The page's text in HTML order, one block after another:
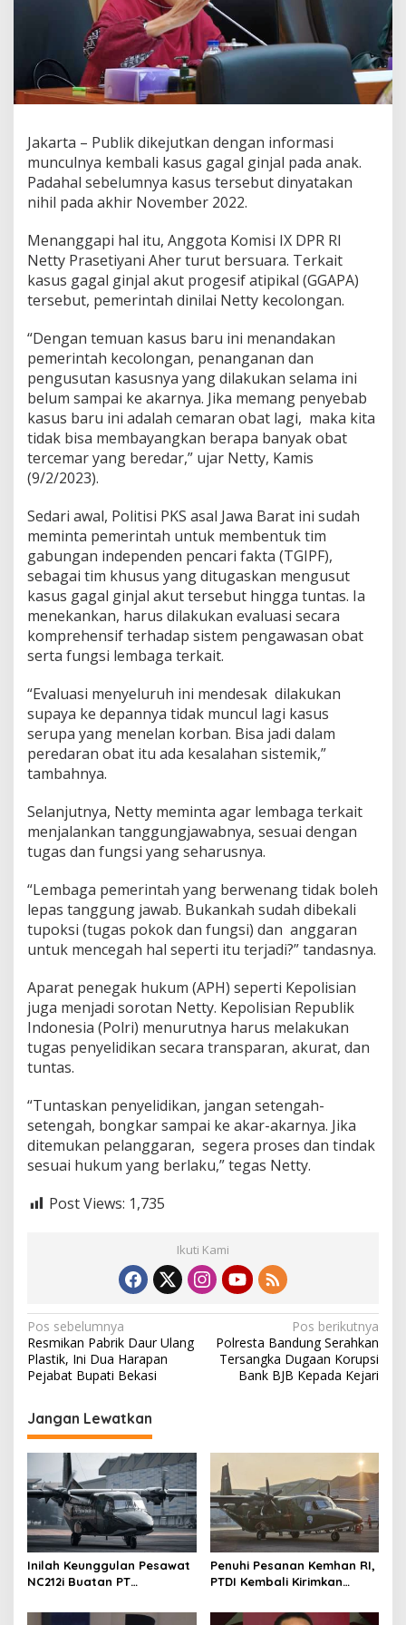
n
c
u
l
L
a
g
,
D
P
R
M
n
t
a
P
e
e
i
n
t
a
h
U
s
D
e
n
g
a
n
T
g
a
D
a
n
T
u
a
Jakarta – Publik dikejutkan dengan informasi
munculnya kembali kasus gagal ginjal pada anak.
Padahal sebelumnya kasus tersebut dinyatakan
nihil pada akhir November 2022.
Menanggapi hal itu, Anggota Komisi IX DPR RI
Netty Prasetiyani Aher turut bersuara. Terkait
kasus gagal ginjal akut progesif atipikal (GGAPA)
tersebut, pemerintah dinilai Netty kecolongan.
“Dengan temuan kasus baru ini menandakan
pemerintah kecolongan, penanganan dan
pengusutan kasusnya yang dilakukan selama ini
belum sampai ke akarnya. Jika memang penyebab
kasus baru ini adalah cemaran obat lagi, maka kita
tidak bisa membayangkan berapa banyak obat
tercemar yang beredar,” ujar Netty, Kamis
(9/2/2023).
Sedari awal, Politisi PKS asal Jawa Barat ini sudah
meminta pemerintah untuk membentuk tim
gabungan independen pencari fakta (TGIPF),
sebagai tim khusus yang ditugaskan mengusut
kasus gagal ginjal akut tersebut hingga tuntas. Ia
menekankan, harus dilakukan evaluasi secara
komprehensif terhadap sistem pengawasan obat
serta fungsi lembaga terkait.
“Evaluasi menyeluruh ini mendesak dilakukan
supaya ke depannya tidak muncul lagi kasus
serupa yang menelan korban. Bisa jadi dalam
peredaran obat itu ada kesalahan sistemik,”
tambahnya.
Selanjutnya, Netty meminta agar lembaga terkait
menjalankan tanggungjawabnya, sesuai dengan
tugas dan fungsi yang seharusnya.
“Lembaga pemerintah yang berwenang tidak boleh
lepas tanggung jawab. Bukankah sudah dibekali
tupoksi (tugas pokok dan fungsi) dan anggaran
untuk mencegah hal seperti itu terjadi?” tandasnya.
Aparat penegak hukum (APH) seperti Kepolisian
juga menjadi sorotan Netty. Kepolisian Republik
Indonesia (Polri) menurutnya harus melakukan
tugas penyelidikan secara transparan, akurat, dan
tuntas.
“Tuntaskan penyelidikan, jangan setengah-
setengah, bongkar sampai ke akar-akarnya. Jika
ditemukan pelanggaran, segera proses dan tindak
sesuai hukum yang berlaku,” tegas Netty.
Post Views: 1,735
Ikuti Kami
N
a
v
i
g
a
s
i
p
o
s
Pos sebelumnya
Resmikan Pabrik Daur Ulang
Plastik, Ini Dua Harapan
Pejabat Bupati Bekasi
Pos berikutnya
Polresta Bandung Serahkan
Tersangka Dugaan Korupsi
Bank BJB Kepada Kejari
Jangan Lewatkan
Inilah Keunggulan Pesawat
NC212i Buatan PT
Dukung Berbagai Operasi
Penuhi Pesanan Kemhan RI,
PTDI Kembali Kirimkan
Pangkalan TNI AU